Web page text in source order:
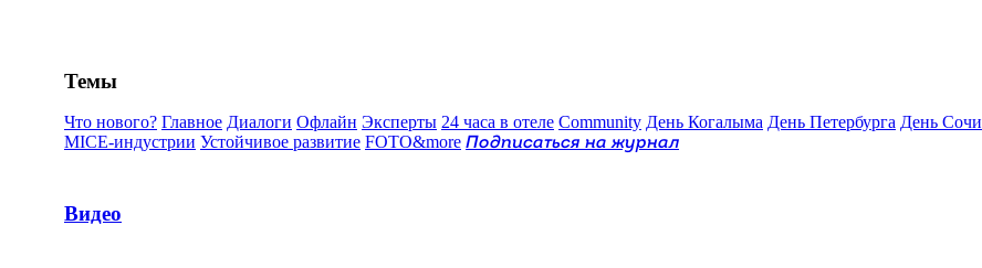
Темы
Что нового? Главное Диалоги Офлайн Эксперты 24 часа в отеле Community День Когалыма День Петербурга День Сочи
MICE-индустрии Устойчивое развитие FOTO&more Подписаться на журнал
Видео